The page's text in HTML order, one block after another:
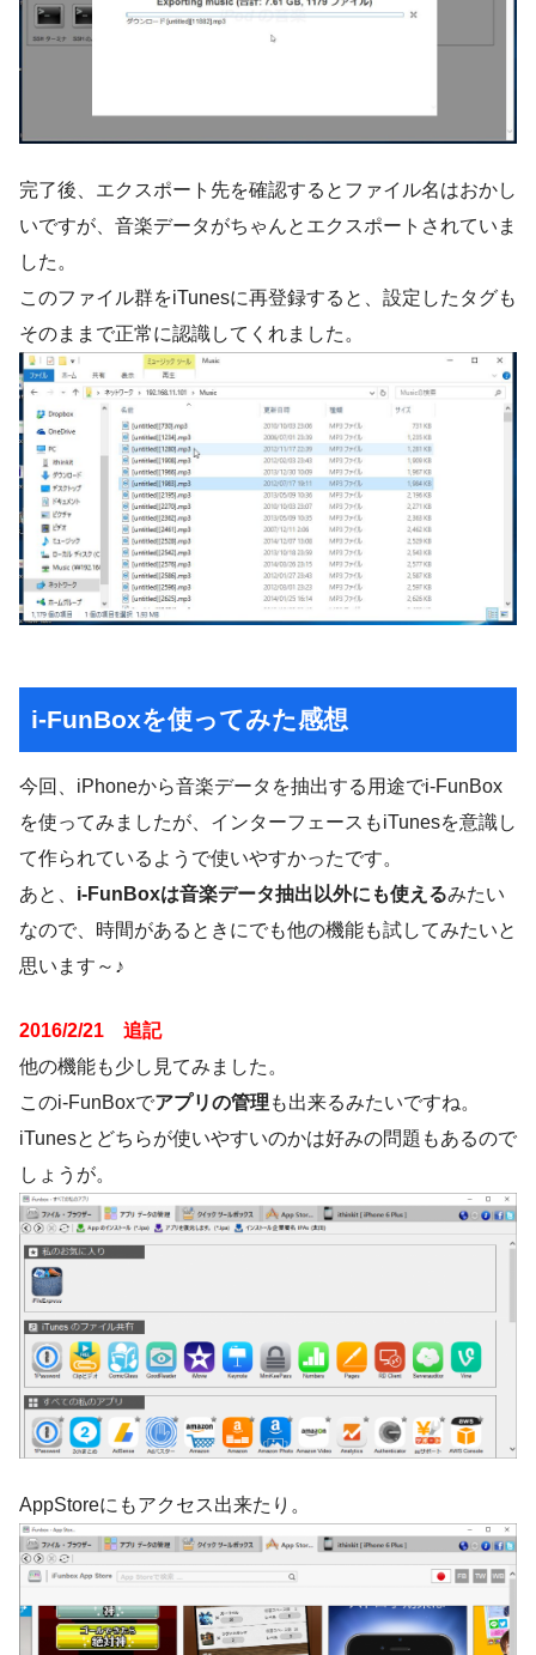
完了後、エクスポート先を確認するとファイル名はおかし
いですが、音楽データがちゃんとエクスポートされていま
した。
このファイル群をiTunesに再登録すると、設定したタグも
そのままで正常に認識してくれました。
i-FunBoxを使ってみた感想
今回、iPhoneから音楽データを抽出する用途でi-FunBox
を使ってみましたが、インターフェースもiTunesを意識し
て作られているようで使いやすかったです。
あと、 i-FunBoxは音楽データ抽出以外にも使えるみたい
なので、時間があるときにでも他の機能も試してみたいと
思います～♪
2016/2/21 追記
他の機能も少し見てみました。
このi-FunBoxでアプリの管理 も出来るみたいですね。
iTunesとどちらが使いやすいのかは好みの問題もあるので
しょうが。
AppStoreにもアクセス出来たり。